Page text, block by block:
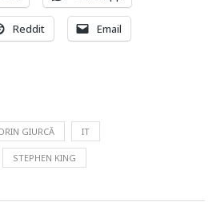
Reddit Email
GIURCĂ IT
STEPHEN KING